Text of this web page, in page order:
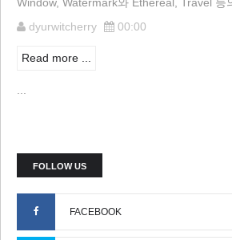
Window, Watermark와 Ethereal, Travel 등
dyurwitcherry
00:00
Read more ...
...
FOLLOW US
FACEBOOK